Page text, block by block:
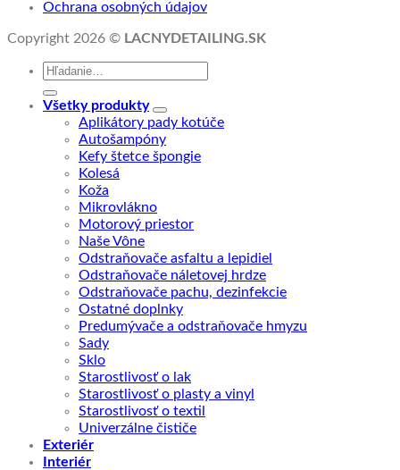
Ochrana osobných údajov
Copyright 2026 © LACNYDETAILING.SK
Hľadať:
Všetky produkty
Aplikátory pady kotúče
Autošampóny
Kefy štetce špongie
Kolesá
Koža
Mikrovlákno
Motorový priestor
Naše Vône
Odstraňovače asfaltu a lepidiel
Odstraňovače náletovej hrdze
Odstraňovače pachu, dezinfekcie
Ostatné doplnky
Predumývače a odstraňovače hmyzu
Sady
Sklo
Starostlivosť o lak
Starostlivosť o plasty a vinyl
Starostlivosť o textil
Univerzálne čističe
Exteriér
Interiér